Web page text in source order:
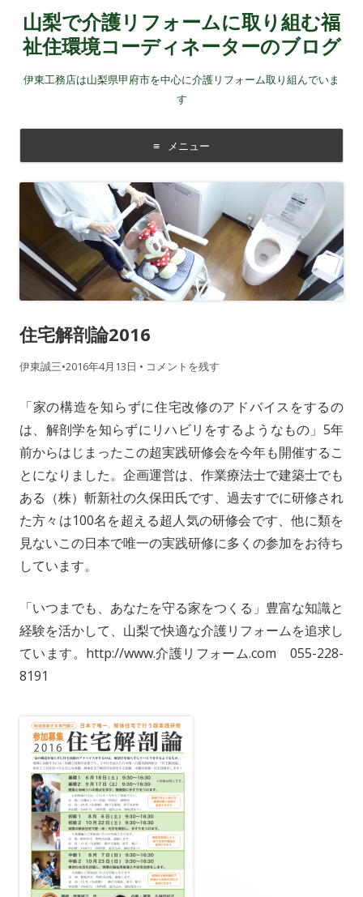
山梨で介護リフォームに取り組む福
祉住環境コーディネーターのブログ
伊東工務店は山梨県甲府市を中心に介護リフォーム取り組んでいま
す
メニュー
コンテンツに移動する
住宅解剖論2016
伊東誠三•2016年4月13日 • コメントを残す
「家の構造を知らずに住宅改修のアドバイスをするの
は、解剖学を知らずにリハビリをするようなもの」5年
前からはじまったこの超実践研修会を今年も開催するこ
とになりました。企画運営は、作業療法士で建築士でも
ある（株）斬新社の久保田氏です、過去すでに研修され
た方々は100名を超える超人気の研修会です、他に類を
見ないこの日本で唯一の実践研修に多くの参加をお待ち
しています。
「いつまでも、あなたを守る家をつくる」豊富な知識と
経験を活かして、山梨で快適な介護リフォームを追求し
ています。http://www.介護リフォーム.com 055-228-
8191